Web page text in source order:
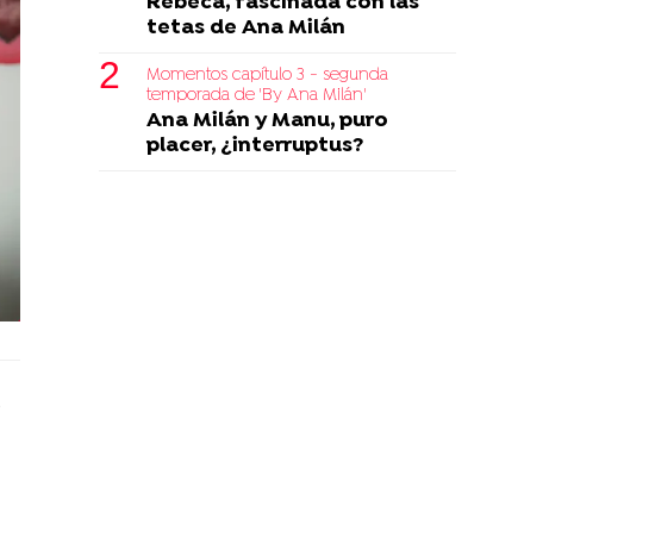
tetas de Ana Milán
Momentos capítulo 3 - segunda
temporada de 'By Ana Milán'
Ana Milán y Manu, puro
placer, ¿interruptus?